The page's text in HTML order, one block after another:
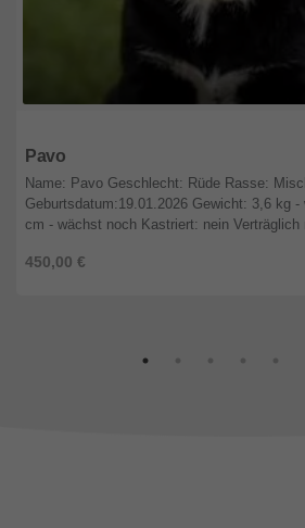
Pavo
450,00 €
Name: Pavo Geschlecht: Rüde Rasse:
Geburtsdatum:19.01.2026 Gewicht: 3,6 kg
cm - wächst noch Kastriert: nein